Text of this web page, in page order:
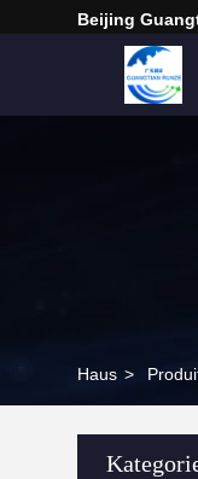
Beijing
Haus >